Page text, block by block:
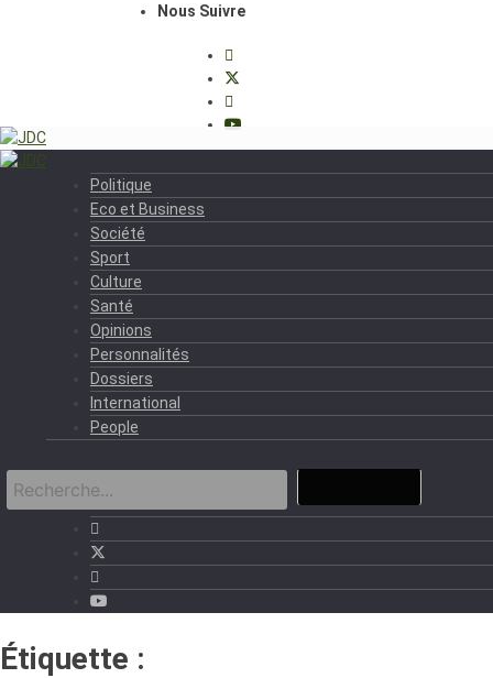
Nous Suivre
Politique
Eco et Business
Société
Sport
Culture
Santé
Opinions
Personnalités
Dossiers
International
People
Étiquette :